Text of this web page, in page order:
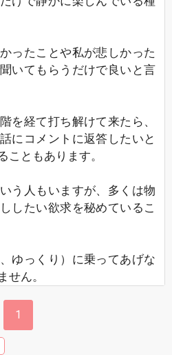
ったことや私が悲しかった
いてもらうだけで良いと言
を経て打ち解けて来たら、
にコメントに返答したいと
こともあります。
う人もいますが、多くは物
したい欲求を秘めているこ
ゆっくり）に乗ってあげな
せん。
1